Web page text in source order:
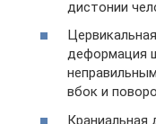
дистонии
деформация
вбок и
Краниальная